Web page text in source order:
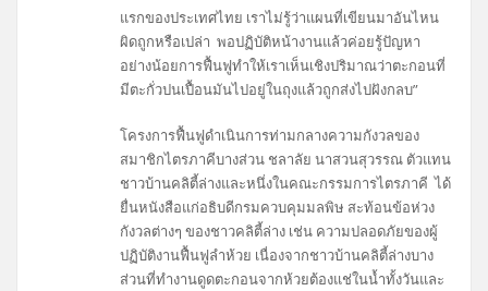
แรกของประเทศไทย เราไม่รู้ว่าแผนที่เขียนมาอันไหน
ผิดถูกหรือเปล่า พอปฏิบัติหน้างานแล้วค่อยรู้ปัญหา
อย่างน้อยการฟื้นฟูทำให้เราเห็นเชิงปริมาณว่าตะกอนที่
มีตะกั่วปนเปื้อนมันไปอยู่ในถุงแล้วถูกส่งไปฝังกลบ”
โครงการฟื้นฟูดำเนินการท่ามกลางความกังวลของ
สมาชิกไตรภาคีบางส่วน ชลาลัย นาสวนสุวรรณ ตัวแทน
ชาวบ้านคลิตี้ล่างและหนึ่งในคณะกรรมการไตรภาคี ได้
ยื่นหนังสือแก่อธิบดีกรมควบคุมมลพิษ สะท้อนข้อห่วง
กังวลต่างๆ ของชาวคลิตี้ล่าง เช่น ความปลอดภัยของผู้
ปฏิบัติงานฟื้นฟูลำห้วย เนื่องจากชาวบ้านคลิตี้ล่างบาง
ส่วนที่ทำงานดูดตะกอนจากห้วยต้องแช่ในน้ำทั้งวันและ